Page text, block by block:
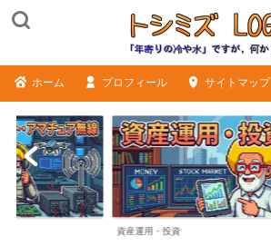
ホーム プロフィール サイトマップ
バイク（PCX）・ツーリング